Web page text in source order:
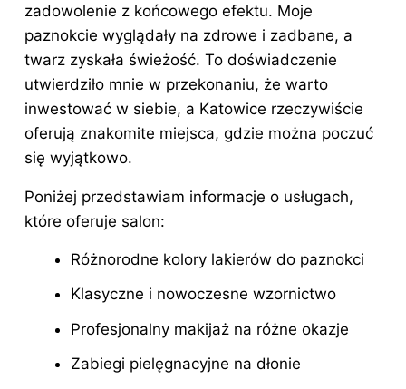
zadowolenie z końcowego efektu. Moje
paznokcie wyglądały na zdrowe i zadbane, a
twarz zyskała świeżość. To doświadczenie
utwierdziło mnie w przekonaniu, że warto
inwestować w siebie, a Katowice rzeczywiście
oferują znakomite miejsca, gdzie można poczuć
się wyjątkowo.
Poniżej przedstawiam informacje o usługach,
które oferuje salon:
Różnorodne kolory lakierów do paznokci
Klasyczne i nowoczesne wzornictwo
Profesjonalny makijaż na różne okazje
Zabiegi pielęgnacyjne na dłonie